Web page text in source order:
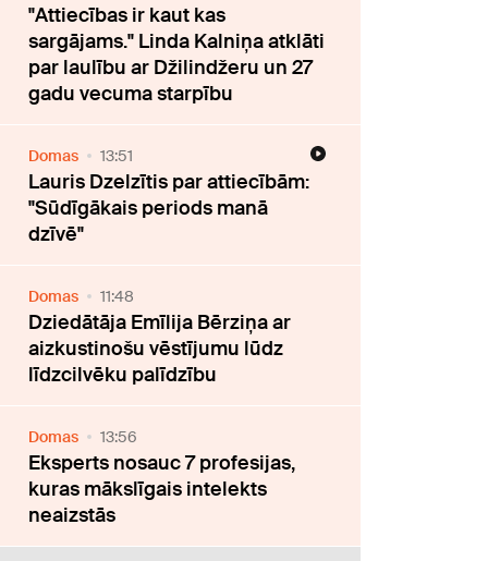
"Attiecības ir kaut kas
sargājams." Linda Kalniņa atklāti
par laulību ar Džilindžeru un 27
gadu vecuma starpību
Domas 13:51
Lauris Dzelzītis par attiecībām:
"Sūdīgākais periods manā
dzīvē"
Domas 11:48
Dziedātāja Emīlija Bērziņa ar
aizkustinošu vēstījumu lūdz
līdzcilvēku palīdzību
Domas 13:56
Eksperts nosauc 7 profesijas,
kuras mākslīgais intelekts
neaizstās